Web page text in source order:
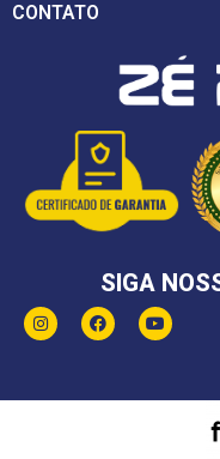
CONTATO
SIGA